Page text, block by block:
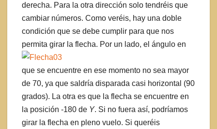
derecha. Para la otra dirección solo tendréis que
cambiar números. Como veréis, hay una doble
condición que se debe cumplir para que nos
permita girar la flecha. Por un lado, el ángulo en
que se encuentre en ese momento no sea mayor
de 70, ya que saldría disparada casi horizontal (90
grados). La otra es que la flecha se encuentre en
la posición -180 de Y. Si no fuera así, podríamos
girar la flecha en pleno vuelo. Si queréis